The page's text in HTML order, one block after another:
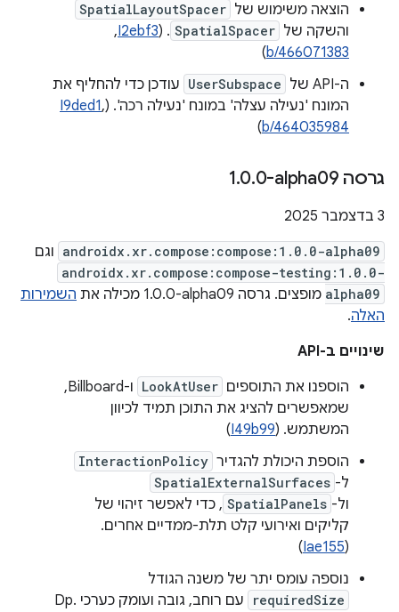
הוצאה משימוש של SpatialLayoutSpacer
והשקה של SpatialSpacer
. (
I2ebf3
, ‏
b/466071383
)
ה-API של
UserSubspace עודכן כדי להחליף את
המונח 'נעילה עצלה' במונח 'נעילה רכה'. ( I9ded1,
b/464035984
)
גרסה ‎1 .0.0-alpha09
‫3 בדצמבר 2025
androidx.xr.compose:compose:1.0.0-alpha09 וגם
androidx.xr.compose:compose-testing:1.0.0-
alpha09 מופצים. גרסה ‎1.0.0-alpha09 מכילה את
השמירות
האלה.
שינויים ב-API
הוספנו את התוספים LookAtUser
ו-Billboard,
שמאפשרים להציג את התוכן תמיד לכיוון
המשתמש. (I49b99
)
הוספת היכולת להגדיר InteractionPolicy
ל- SpatialExternalSurfaces
ול- SpatialPanels , כדי לאפשר זיהוי של
קליקים ואירועי קלט תלת-ממדיים אחרים.
(
Iae155
)
נוספה עומס יתר של משנה הגודל
requiredSize
עם רוחב, גובה ועומק כערכי Dp.